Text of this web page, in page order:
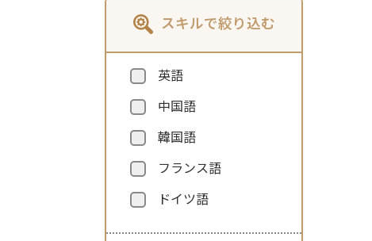
スキルで絞り込む
英語
中国語
韓国語
フランス語
ドイツ語